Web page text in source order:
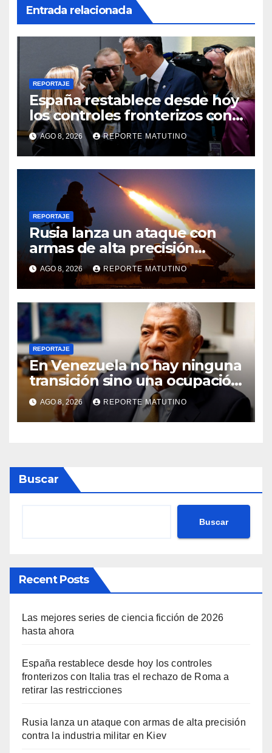
Entrada relacionada
REPORTAJE
España restablece desde hoy
los controles fronterizos con
Italia tras el rechazo de Roma
a retirar las restricciones
AGO 8, 2026 REPORTE MATUTINO
REPORTAJE
Rusia lanza un ataque con
armas de alta precisión
contra la industria militar en
Kiev
AGO 8, 2026 REPORTE MATUTINO
REPORTAJE
En Venezuela no hay ninguna
transición sino una ocupación
a la fuerza
AGO 8, 2026 REPORTE MATUTINO
Buscar
Buscar
Recent Posts
Las mejores series de ciencia ficción de 2026
hasta ahora
España restablece desde hoy los controles
fronterizos con Italia tras el rechazo de Roma a
retirar las restricciones
Rusia lanza un ataque con armas de alta precisión
contra la industria militar en Kiev